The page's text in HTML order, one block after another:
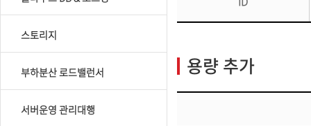
스토리지
부하분산 로드밸런서
서버운영 관리대행
용량 추가